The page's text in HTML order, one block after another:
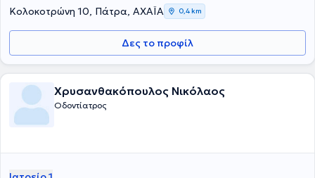
μετεκπαίδευση, διάρκειας ενός έτους, στην Εμφυτευματολογία, υπό
την αιγίδα της Ευρωπαϊκής Ομοσπονδίας Εμφυτευματολόγων, στο
Βερολίνο το 2007.
Κολοκοτρώνη 10, Πάτρα, ΑΧΑΪΑ 0,4 km
Δες το προφίλ
Χρυσανθακόπουλος Νικόλαος
Οδοντίατρος